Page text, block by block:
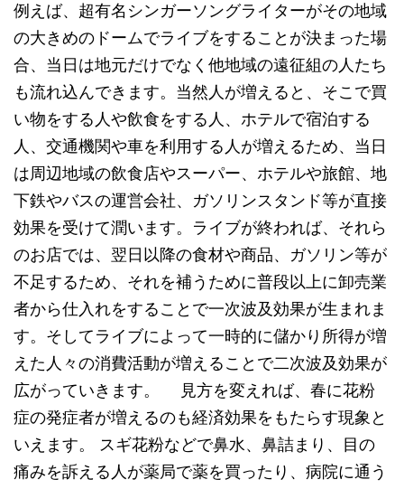
例えば、超有名シンガーソングライターがその地域
の大きめのドームでライブをすることが決まった場
合、当日は地元だけでなく他地域の遠征組の人たち
も流れ込んできます。当然人が増えると、そこで買
い物をする人や飲食をする人、ホテルで宿泊する
人、交通機関や車を利用する人が増えるため、当日
は周辺地域の飲食店やスーパー、ホテルや旅館、地
下鉄やバスの運営会社、ガソリンスタンド等が直接
効果を受けて潤います。ライブが終われば、それら
のお店では、翌日以降の食材や商品、ガソリン等が
不足するため、それを補うために普段以上に卸売業
者から仕入れをすることで一次波及効果が生まれま
す。そしてライブによって一時的に儲かり所得が増
えた人々の消費活動が増えることで二次波及効果が
広がっていきます。 見方を変えれば、春に花粉
症の発症者が増えるのも経済効果をもたらす現象と
いえます。 スギ花粉などで鼻水、鼻詰まり、目の
痛みを訴える人が薬局で薬を買ったり、病院に通う